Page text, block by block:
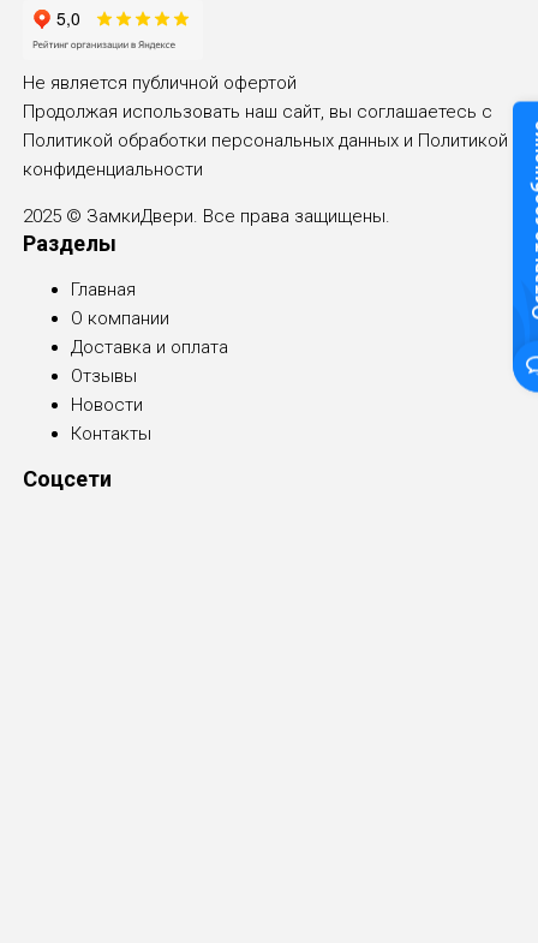
Не является публичной офертой
Продолжая использовать наш сайт, вы соглашаетесь с
Политикой обработки персональных данных и Политикой
конфиденциальности
2025 © ЗамкиДвери. Все права защищены.
Разделы
Главная
О компании
Доставка и оплата
Отзывы
Новости
Контакты
Соцсети